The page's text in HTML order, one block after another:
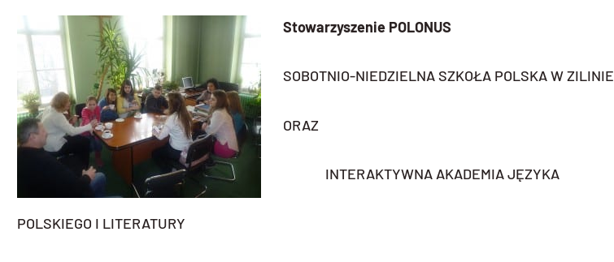
Stowarzyszenie POLONUS
SOBOTNIO-NIEDZIELNA SZKOŁA POLSKA W ZILINIE
ORAZ
INTERAKTYWNA AKADEMIA JĘZYKA
POLSKIEGO I LITERATURY